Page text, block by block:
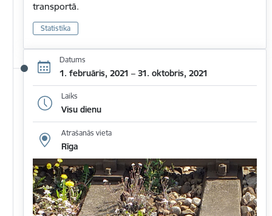
transportā.
Statistika
Datums
1. februāris, 2021 – 31. oktobris, 2021
Laiks
Visu dienu
Atrašanās vieta
Rīga